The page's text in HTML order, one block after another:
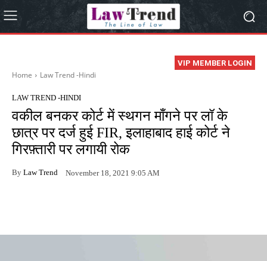
VIP MEMBER LOGIN
Home Law Trend -Hindi
LAW TREND -HINDI
वकील बनकर कोर्ट में स्थगन माँगने पर लॉ के
छात्र पर दर्ज हुई FIR, इलाहाबाद हाई कोर्ट ने
गिरफ़्तारी पर लगायी रोक
By Law Trend November 18, 2021 9:05 AM